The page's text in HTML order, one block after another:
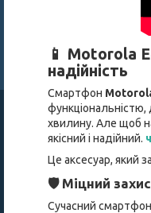
📱 Motorola
надійність
Смартфон
хвилину. Але щоб
якісний і надійний.
Це аксесуар, який
🛡 Міцний
Сучасний смартфон